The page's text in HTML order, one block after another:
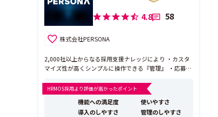
4.8 58
株式会社PERSONA
2,000社以上からなる採用支援ナレッジにより ・カスタ
マイズ性が高くシンプルに操作できる『管理』 ・応募書
によって『効率化』と『採用品質向上』を実現する次世
代型採用管理システム ※現在TVCM放映キャンペーン実
施中です。 -----------...
HRMOS採用より評価が高かったポイント
機能への満足度
使いやすさ
導入のしやすさ
管理のしやすさ